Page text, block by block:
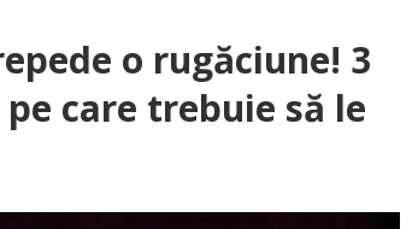
o rugăciune! 3
care trebuie să le